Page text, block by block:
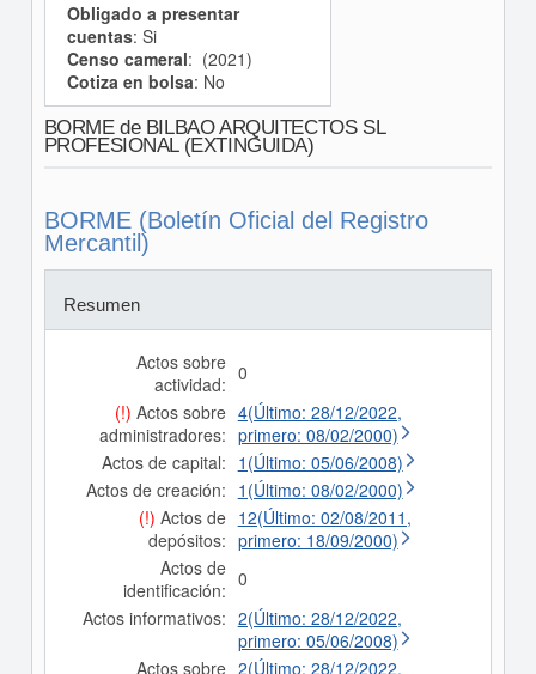
Obligado a presentar
cuentas: Si
Censo cameral: (2021)
Cotiza en bolsa: No
BORME de BILBAO ARQUITECTOS SL
PROFESIONAL (EXTINGUIDA)
BORME (Boletín Oficial del Registro
Mercantil)
Resumen
Actos sobre
actividad: 0
(!) Actos sobre
administradores:
4(Último: 28/12/2022,
primero: 08/02/2000)
Actos de capital: 1(Último: 05/06/2008)
Actos de creación: 1(Último: 08/02/2000)
(!) Actos de
depósitos:
12(Último: 02/08/2011,
primero: 18/09/2000)
Actos de
identificación: 0
Actos informativos: 2(Último: 28/12/2022,
primero: 05/06/2008)
Actos sobre 2(Último: 28/12/2022,